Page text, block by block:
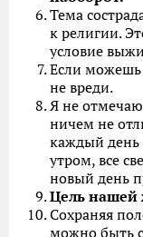
Тема
к религии.
условие
Если можешь
не вреди.
Я не
ничем не
каждый день
утром, все
новый день
Цель нашей
Сохраняя
можно быть